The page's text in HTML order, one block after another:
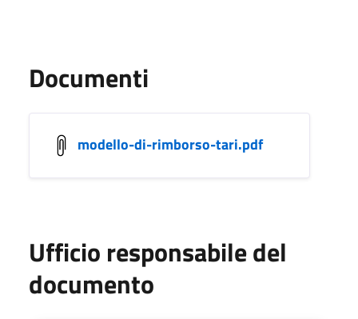
Documenti
modello-di-rimborso-tari.pdf
Ufficio responsabile del
documento